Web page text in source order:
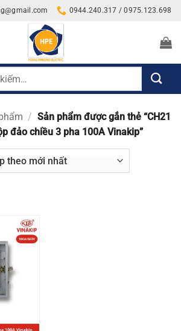
0944.240.317 / 0975.123.698
/ Sản phẩm được gắn thẻ “CH21
đảo chiều 3 pha 100A Vinakip”